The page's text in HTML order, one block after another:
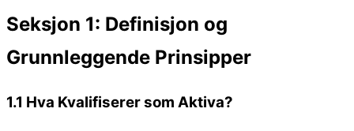
Seksjon 1: Definisjon og
Grunnleggende Prinsipper
1.1 Hva Kvalifiserer som Aktiva?